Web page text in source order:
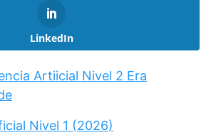
LinkedIn
Artiicial Nivel 2 Era
Nivel 1 (2026)